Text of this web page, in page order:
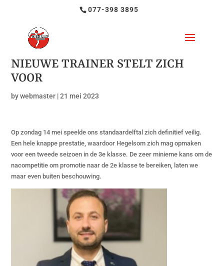
077-398 3895
NIEUWE TRAINER STELT ZICH
VOOR
bywebmaster |21 mei 2023
Op zondag 14 mei speelde ons standaardelftal zich definitief veilig.
Een hele knappe prestatie, waardoor Hegelsom zich mag opmaken
voor een tweede seizoen in de 3e klasse. De zeer minieme kans om de
nacompetitie om promotie naar de 2e klasse te bereiken, laten we
maar even buiten beschouwing.